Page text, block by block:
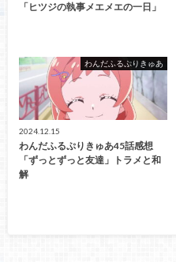
「ヒツジの執事メエメエの一日」
わんだふるぷりきゅあ
2024.12.15
わんだふるぷりきゅあ45話感想
「ずっとずっと友達」トラメと和
解